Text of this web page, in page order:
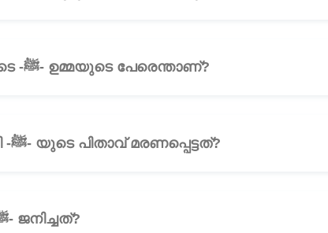
ചോദ്യം 2: നമ്മുടെ നബിയുടെ -ﷺ- ഉമ്മയുടെ പേരെന്താണ്?
ചോദ്യം 3: എപ്പോഴാണ് നബി -ﷺ- യുടെ പിതാവ് മരണപ്പെട്ടത്?
ചോദ്യം 4: എന്നാണ് നബി -ﷺ- ജനിച്ചത്?